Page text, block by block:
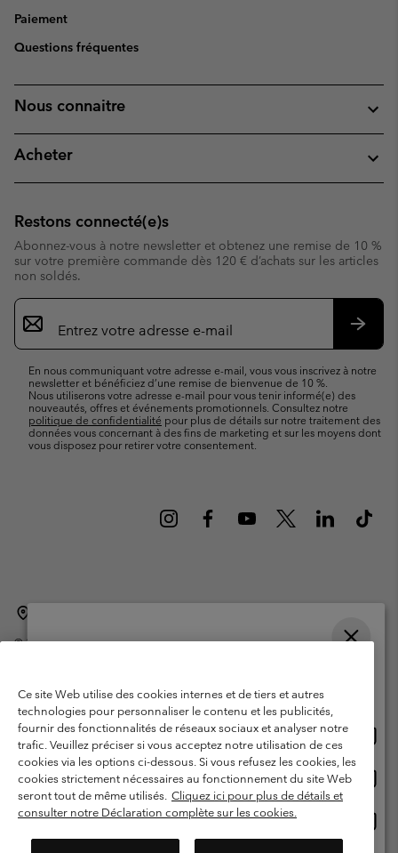
Paiement
Questions fréquentes
Nous connaitre
Acheter
Restons connecté(e)s
Abonnez-vous à notre newsletter et obtenez une remise de 10 %
sur votre première commande dès 120 € d’achats sur les articles
non soldés.
Inscription
par
e-
En nous communiquant votre adresse e-mail, vous vous inscrivez à notre
newsletter et bénéficiez d’une remise de bienvenue de 10 %.
Nous utiliserons votre adresse e-mail pour vous tenir informé(e) des
nouveautés, offres et événements promotionnels. Consultez notre
politique de confidentialité pour plus de détails sur notre traitement des
données vous concernant à des fins de marketing et sur les moyens dont
vous disposez pour retirer votre consentement.
©2026Columbia Sportswear International Sarl. Avenue des Morgines, 12
Garanties Légales
Politique de confidentialité
Conditions d'utilisation - Membres
Conditions D'utilisation - Contenu généré par l'utilisateur
Impressum
Cookies
Service client: Lun - sam de 9h à 13h et de 14h à 18h
Ce site Web utilise des cookies internes et de tiers et autres
technologies pour personnaliser le contenu et les publicités,
fournir des fonctionnalités de réseaux sociaux et analyser notre
trafic. Veuillez préciser si vous acceptez notre utilisation de ces
cookies via les options ci-dessous. Si vous refusez les cookies, les
cookies strictement nécessaires au fonctionnement du site Web
seront tout de même utilisés. Cliquez ici pour plus de détails et
consulter notre Déclaration complète sur les cookies.
Achats en ligne disponibles
United States
ligne
Belgium-English
ligne
Belgium-Français